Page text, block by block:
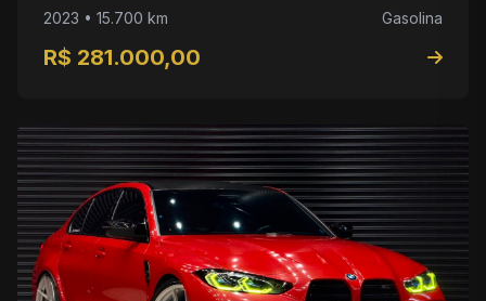
2023 • 15.700 km Gasolina
R$ 281.000,00